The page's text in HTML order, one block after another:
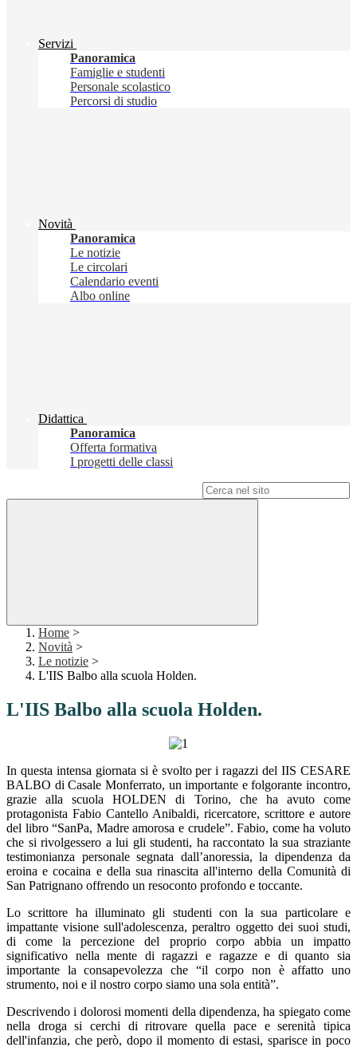
Servizi
Panoramica
Famiglie e studenti
Personale scolastico
Percorsi di studio
Novità
Panoramica
Le notizie
Le circolari
Calendario eventi
Albo online
Didattica
Panoramica
Offerta formativa
I progetti delle classi
Home >
Novità >
Le notizie >
L'IIS Balbo alla scuola Holden.
L'IIS Balbo alla scuola Holden.
In questa intensa giornata si è svolto per i ragazzi del IIS CESARE
BALBO di Casale Monferrato, un importante e folgorante incontro,
grazie alla scuola HOLDEN di Torino, che ha avuto come
protagonista Fabio Cantello Anibaldi, ricercatore, scrittore e autore
del libro “SanPa, Madre amorosa e crudele”. Fabio, come ha voluto
che si rivolgessero a lui gli studenti, ha raccontato la sua straziante
testimonianza personale segnata dall’anoressia, la dipendenza da
eroina e cocaina e della sua rinascita all'interno della Comunità di
San Patrignano offrendo un resoconto profondo e toccante.
Lo scrittore ha illuminato gli studenti con la sua particolare e
impattante visione sull'adolescenza, peraltro oggetto dei suoi studi,
di come la percezione del proprio corpo abbia un impatto
significativo nella mente di ragazzi e ragazze e di quanto sia
importante la consapevolezza che “il corpo non è affatto uno
strumento, noi e il nostro corpo siamo una sola entità”.
Descrivendo i dolorosi momenti della dipendenza, ha spiegato come
nella droga si cerchi di ritrovare quella pace e serenità tipica
dell'infanzia, che però, dopo il momento di estasi, sparisce in poco